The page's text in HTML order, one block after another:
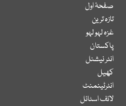
صفحۂ اول
تازہ ترین
غزہ لہو لہو
پاکستان
انٹر نیشنل
کھیل
انٹرٹینمنٹ
لائف اسٹائل